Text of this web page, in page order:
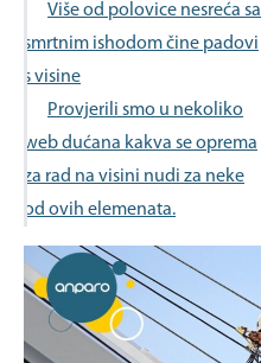
Više od polovice nesreća sa
smrtnim ishodom čine padovi
s visine
Provjerili smo u nekoliko
web dućana kakva se oprema
za rad na visini nudi za neke
od ovih elemenata.